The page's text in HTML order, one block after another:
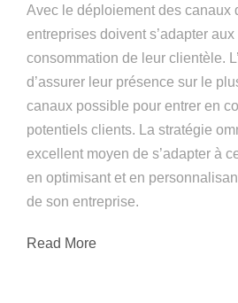
Avec le déploiement des canaux
entreprises doivent s’adapter
consommation de leur clientèle.
d’assurer leur présence sur le
canaux possible pour entrer en
potentiels clients. La stratégie
excellent moyen de s’adapter à
en optimisant et en
de son entreprise.
Read More